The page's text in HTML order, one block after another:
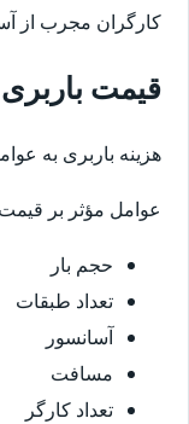
کارگران مجرب از
قیمت
هزینه باربری به
عوامل مؤثر بر
حجم بار
تعداد طبقات
آسانسور
مسافت
تعداد کارگر